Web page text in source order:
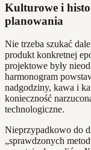
Kulturowe i
planowania
Nie trzeba szukać
produkt konkretnej
projektowe były
harmonogram
nadgodziny, kawa i
konieczność
technologiczne.
Nieprzypadkowo do
„sprawdzonych